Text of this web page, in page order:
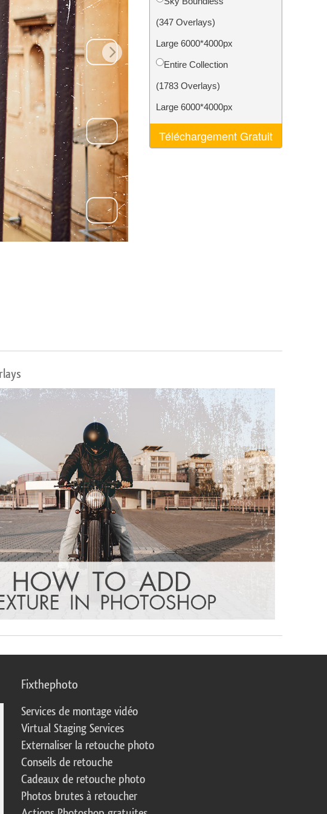
d'Entraînement IA Video Editing Services
(347 Overlays)
Large 6000*4000px
Entire Collection
(1783 Overlays)
Large 6000*4000px
Téléchargement Gratuit
Fixthephoto
Services de montage vidéo
Virtual Staging Services
Externaliser la retouche photo
Conseils de retouche
Cadeaux de retouche photo
Photos brutes à retoucher